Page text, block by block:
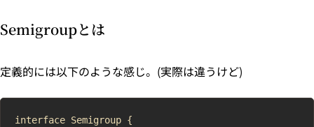
Semigroupとは
定義的には以下のような感じ。(実際は違うけど)
interface Semigroup {